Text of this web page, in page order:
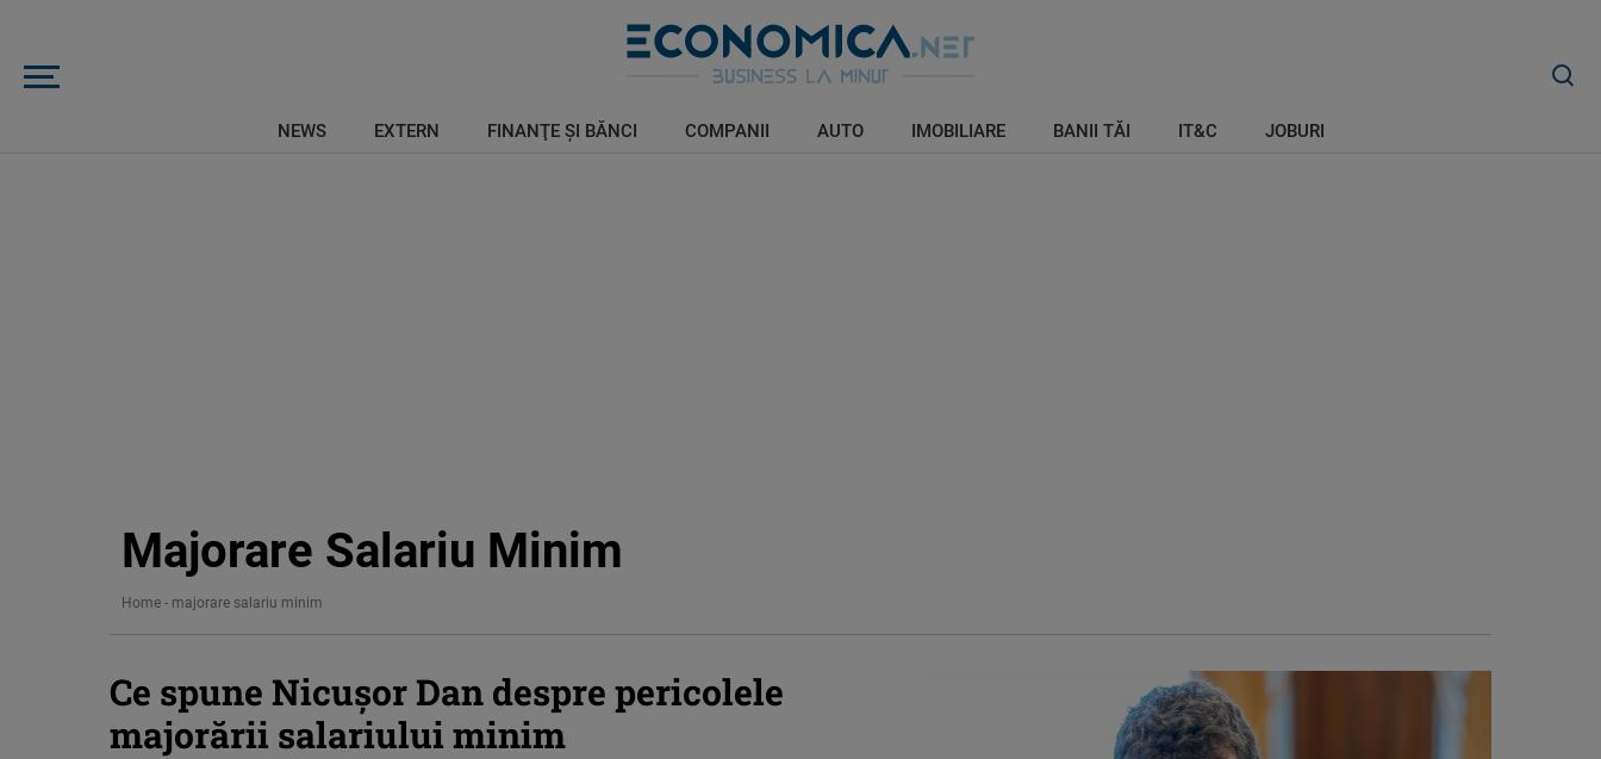
NEWS EXTERN FINANŢE ŞI BĂNCI COMPANII AUTO IMOBILIARE BANII TĂI IT&C JOBURI
Majorare Salariu Minim
Home - majorare salariu minim
Ce spune Nicuşor Dan despre pericolele
majorării salariului minim